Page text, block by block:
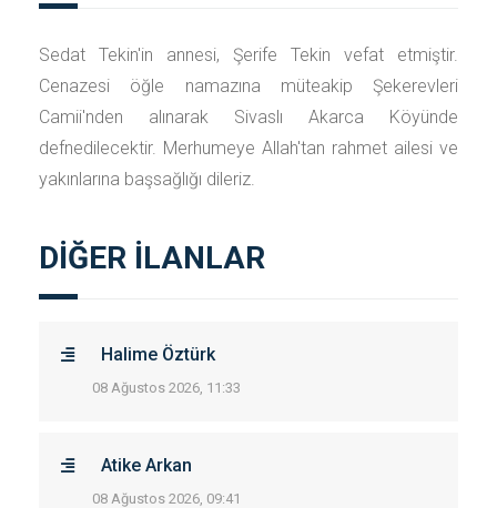
Sedat Tekin'in annesi, Şerife Tekin vefat etmiştir.
Cenazesi öğle namazına müteakip Şekerevleri
Camii'nden alınarak Sivaslı Akarca Köyünde
defnedilecektir. Merhumeye Allah'tan rahmet ailesi ve
yakınlarına başsağlığı dileriz.
DİĞER İLANLAR
Halime Öztürk
08 Ağustos 2026, 11:33
Atike Arkan
08 Ağustos 2026, 09:41